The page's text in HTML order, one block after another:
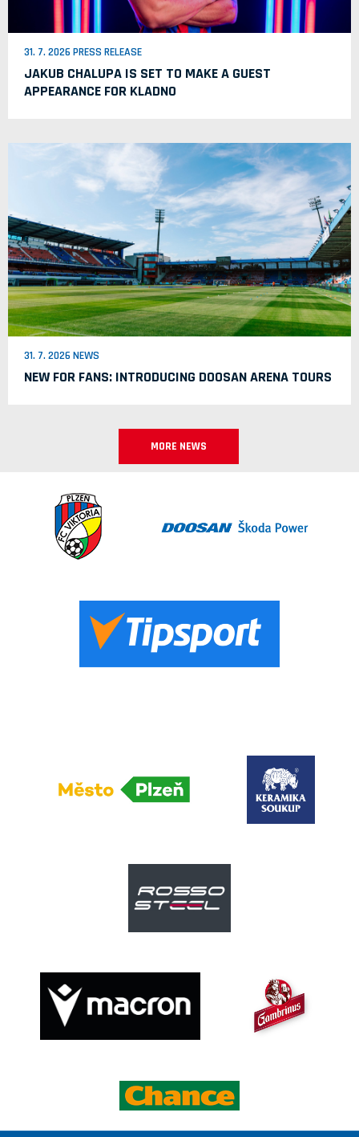
31. 7. 2026 PRESS RELEASE
JAKUB CHALUPA IS SET TO MAKE A GUEST
APPEARANCE FOR KLADNO
31. 7. 2026 NEWS
NEW FOR FANS: INTRODUCING DOOSAN ARENA TOURS
MORE NEWS